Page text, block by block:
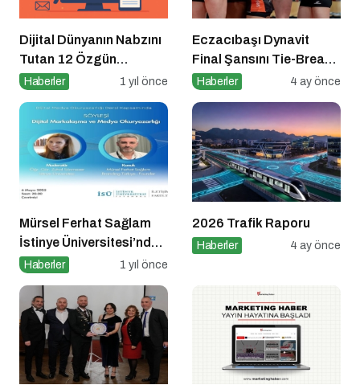
Dijital Dünyanın Nabzını
Tutan 12 Özgün
Platform
Haberler 1 yıl önce
Eczacıbaşı Dynavit
Final Şansını Tie-Break
Setiyle Kaybetti
Haberler 4 ay önce
Mürsel Ferhat Sağlam
İstinye Üniversitesi’nde
Dijital Medya
Kapsamında
Konuşacak!
Haberler 1 yıl önce
2026 Trafik Raporu
Haberler 4 ay önce